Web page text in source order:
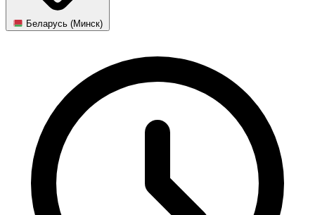
Беларусь (Минск)